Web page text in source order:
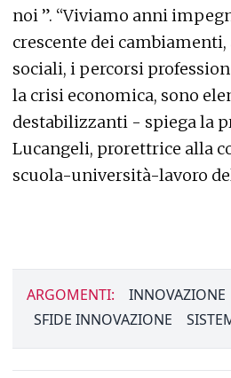
noi ”. “Viviamo anni
crescente dei
sociali, i percorsi
la crisi economica, sono
destabilizzanti - spiega la
Lucangeli, prorettrice alla
scuola-università-lavoro
ARGOMENTI:
INNOVAZIONE
SFIDE INNOVAZIONE